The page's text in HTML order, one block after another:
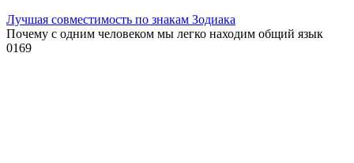
Лучшая совместимость по знакам Зодиака
Почему с одним человеком мы легко находим общий язык
0169